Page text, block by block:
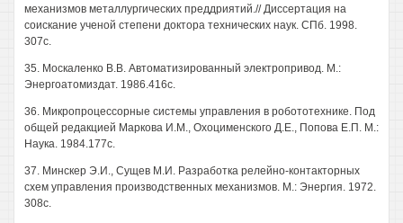
механизмов металлургических преддриятий.// Диссертация на
соискание ученой степени доктора технических наук. СПб. 1998.
307с.
35. Москаленко B.B. Автоматизированный электропривод. М.:
Энергоатомиздат. 1986.416с.
36. Микропроцессорные системы управления в робототехнике. Под
общей редакцией Маркова И.М., Охоцименского Д.Е., Попова Е.П. М.:
Наука. 1984.177с.
37. Минскер Э.И., Сущев М.И. Разработка релейно-контакторных
схем управления производственных механизмов. М.: Энергия. 1972.
308с.